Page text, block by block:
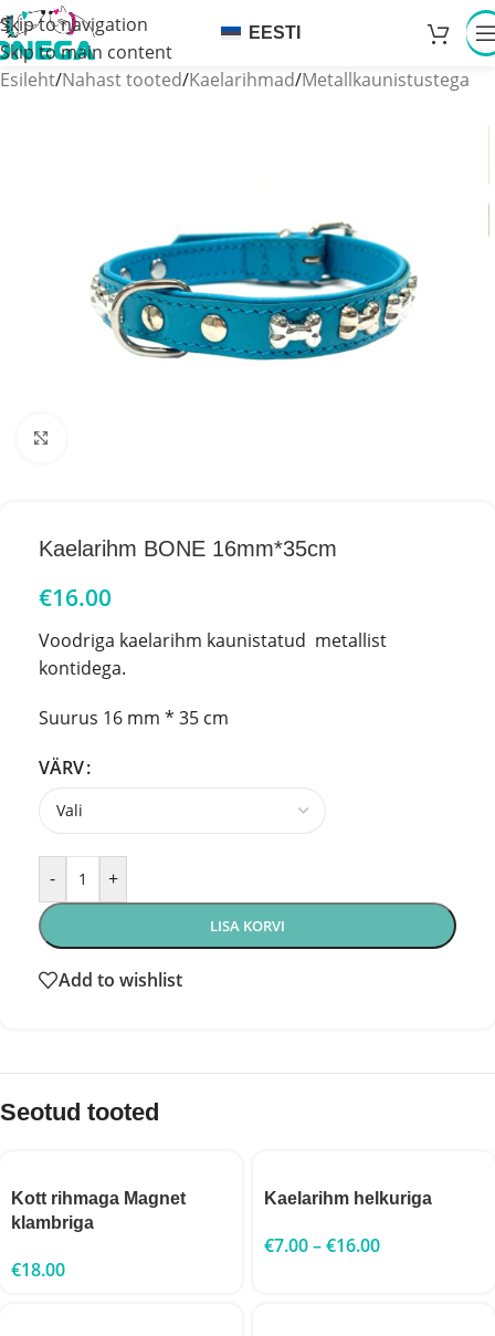
Skip to navigation
Skip to main content
EESTI
Esileht/Nahast tooted/Kaelarihmad/Metallkaunistustega
Kaelarihm BONE 16mm*35cm
€16.00
Voodriga kaelarihm kaunistatud metallist
kontidega.
Suurus 16 mm * 35 cm
VÄRV
- +
LISA KORVI
Add to wishlist
Seotud tooted
Kott rihmaga Magnet
klambriga
€18.00
Kaelarihm helkuriga
€7.00–€16.00